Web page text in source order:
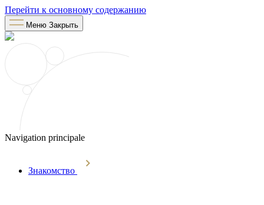
Перейти к основному содержанию
Меню Закрыть
Navigation principale
Знакомство